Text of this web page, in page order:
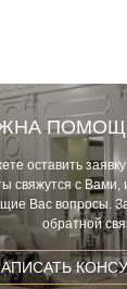
оставить
свяжутся с Вами,
Вас вопросы.
обратной